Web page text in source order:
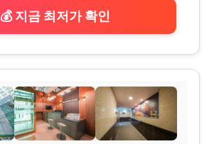
💰 지금 최저가 확인